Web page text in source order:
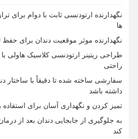
نگهدارنده ارتودنسی ثابت با دوام برای
ها
نگهدارنده موثر موقعیت دندان برای حفظ
طراحی ریتینر ارتودنسی کلاسیک هاولی
راحتی
سفارشی ساخته شده تا دقیقاً با ساختار
داشته باشد
تمیز کردن و نگهداری آسان برای استفاده
به جلوگیری از جابجایی دندان بعد از
کند